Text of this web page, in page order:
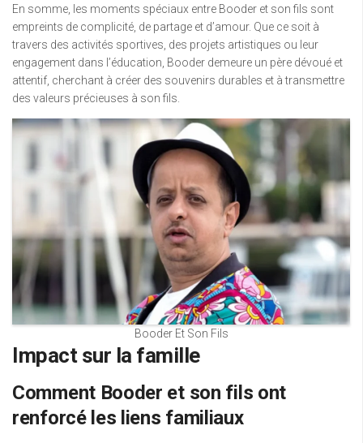
En somme, les moments spéciaux entre Booder et son fils sont
empreints de complicité, de partage et d’amour. Que ce soit à
travers des activités sportives, des projets artistiques ou leur
engagement dans l’éducation, Booder demeure un père dévoué et
attentif, cherchant à créer des souvenirs durables et à transmettre
des valeurs précieuses à son fils.
Booder Et Son Fils
Impact sur la famille
Comment Booder et son fils ont
renforcé les liens familiaux